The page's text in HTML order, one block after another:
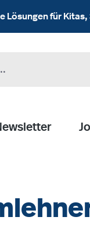
Lösungen für